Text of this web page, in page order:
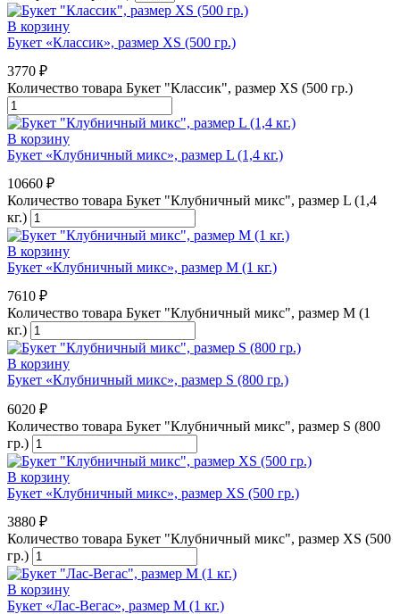
В корзину
Букет «Классик», размер XS (500 гр.)
3770 ₽
Количество товара Букет "Классик", размер XS (500 гр.)
В корзину
Букет «Клубничный микс», размер L (1,4 кг.)
10660 ₽
Количество товара Букет "Клубничный микс", размер L (1,4
кг.)
В корзину
Букет «Клубничный микс», размер M (1 кг.)
7610 ₽
Количество товара Букет "Клубничный микс", размер M (1
кг.)
В корзину
Букет «Клубничный микс», размер S (800 гр.)
6020 ₽
Количество товара Букет "Клубничный микс", размер S (800
гр.)
В корзину
Букет «Клубничный микс», размер XS (500 гр.)
3880 ₽
Количество товара Букет "Клубничный микс", размер XS (500
гр.)
В корзину
Букет «Лас-Вегас», размер M (1 кг.)